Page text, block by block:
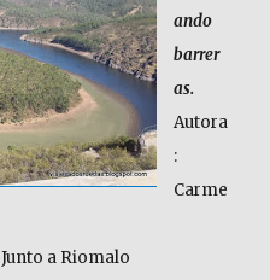
ando
barrer
as.
Autora
:
Carme
a Riomalo